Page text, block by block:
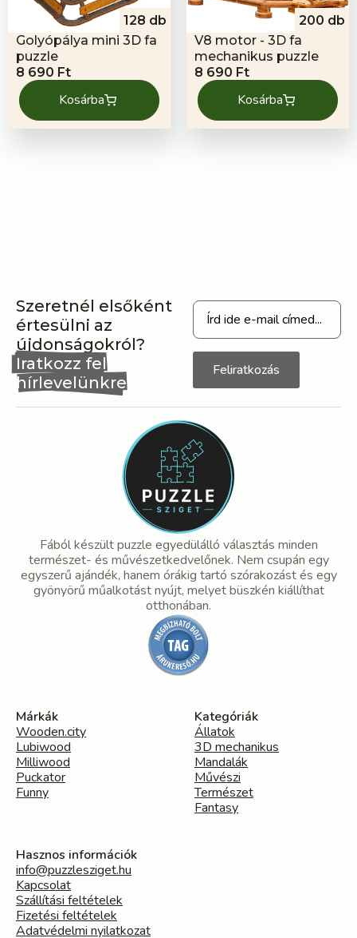
128 db
Golyópálya mini 3D fa
puzzle
8 690 Ft
Kosárba
200 db
V8 motor - 3D fa
mechanikus puzzle
8 690 Ft
Kosárba
Szeretnél elsőként
értesülni az
újdonságokról?
Iratkozz fel
hírlevelünkre
Feliratkozás
Fából készült puzzle egyedülálló választás minden
természet- és művészetkedvelőnek. Nem csupán egy
egyszerű ajándék, hanem órákig tartó szórakozást és egy
gyönyörű műalkotást nyújt, melyet büszkén kiállíthat
otthonában.
Márkák
Wooden.city
Lubiwood
Milliwood
Puckator
Funny
Kategóriák
Állatok
3D mechanikus
Mandalák
Művészi
Természet
Fantasy
Hasznos információk
info@puzzlesziget.hu
Kapcsolat
Szállítási feltételek
Fizetési feltételek
Adatvédelmi nyilatkozat